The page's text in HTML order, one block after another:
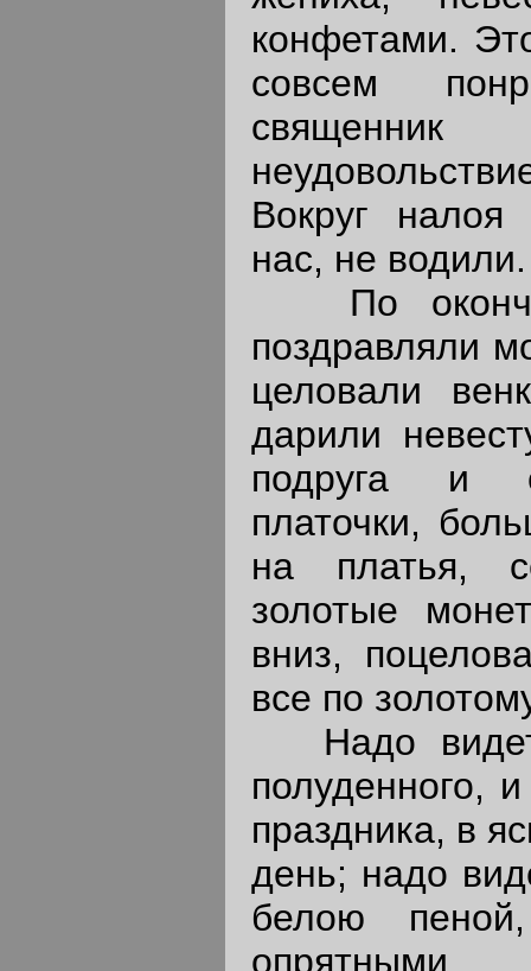
конфетами.
совсем
Вокруг
нас, не водили.
По
поздравляли
целовали
дарили
подруга и
платочки,
на платья,
золотые
вниз,
все по
Надо
полуденного,
праздника, в
день; надо
белою